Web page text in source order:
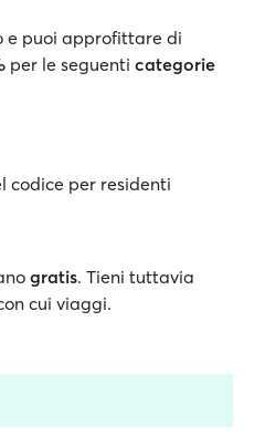
e puoi approfittare di
per le seguenti categorie
codice per residenti
gratis. Tieni tuttavia
cui viaggi.